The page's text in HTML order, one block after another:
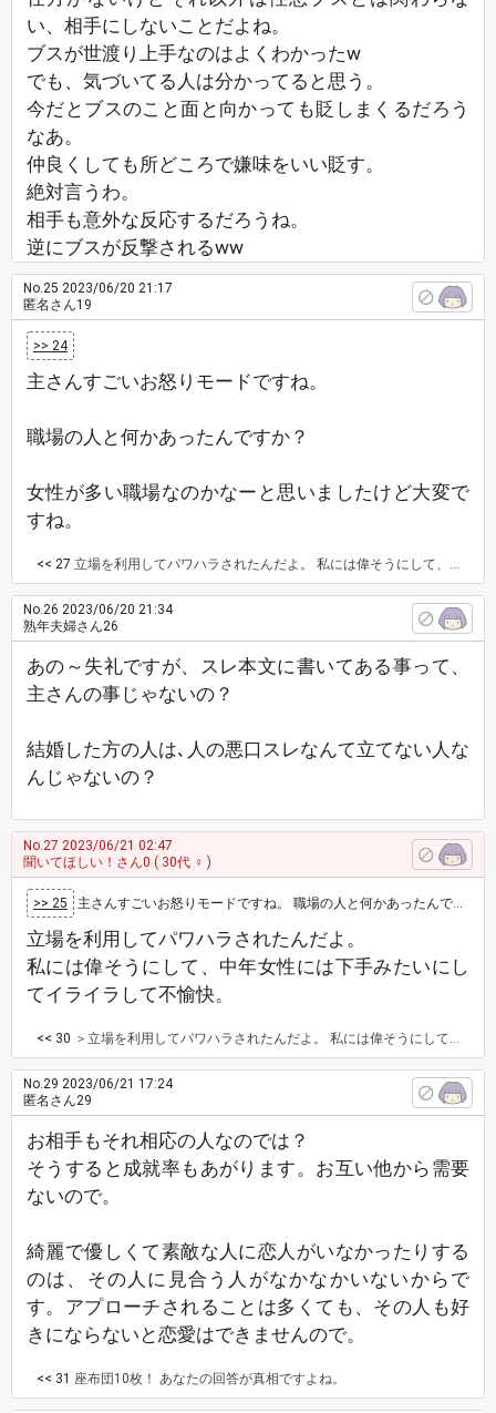
い、相手にしないことだよね。
ブスが世渡り上手なのはよくわかったw
でも、気づいてる人は分かってると思う。
今だとブスのこと面と向かっても貶しまくるだろう
なあ。
仲良くしても所どころで嫌味をいい貶す。
絶対言うわ。
相手も意外な反応するだろうね。
逆にブスが反撃されるww
No.25 2023/06/20 21:17
匿名さん19
>> 24
主さんすごいお怒りモードですね。
職場の人と何かあったんですか？
女性が多い職場なのかなーと思いましたけど大変で
すね。
<< 27 立場を利用してパワハラされたんだよ。 私には偉そうにして、中年女性には下手みたいにしてイライラして不愉快。
No.26 2023/06/20 21:34
熟年夫婦さん26
あの～失礼ですが、スレ本文に書いてある事って、
主さんの事じゃないの？
結婚した方の人は､人の悪口スレなんて立てない人な
んじゃないの？
No.27 2023/06/21 02:47
聞いてほしい！さん0 ( 30代 ♀ )
>> 25 主さんすごいお怒りモードですね。 職場の人と何かあったんですか？ 女性が多い職場なのかなーと思いましたけど大変ですね。
立場を利用してパワハラされたんだよ。
私には偉そうにして、中年女性には下手みたいにし
てイライラして不愉快。
<< 30 ＞立場を利用してパワハラされたんだよ。 私には偉そうにして、中年女性には下手みたいにしてイライラして不愉快。 うーん・・・立場を利用してってことは、主さんより立場が上の人なのかな？ 立場が上だから偉そうにするんでしょうかね。 男を寝取ってやりたいとなか、地獄に堕ちろとか、かなりお怒りモードだったので、いったいどんな酷い事されたのかな？と正直驚きました。 仕事を注意されたとかでしょうか。 職場は人間関係が大変ですね。
No.29 2023/06/21 17:24
匿名さん29
お相手もそれ相応の人なのでは？
そうすると成就率もあがります。お互い他から需要
ないので。
綺麗で優しくて素敵な人に恋人がいなかったりする
のは、その人に見合う人がなかなかいないからで
す。アプローチされることは多くても、その人も好
きにならないと恋愛はできませんので。
<< 31 座布団10枚！ あなたの回答が真相ですよね。